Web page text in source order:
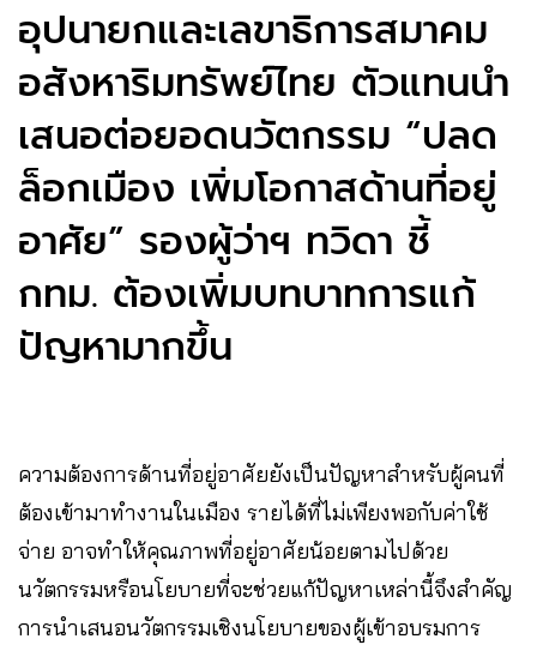
อุปนายกและเลขาธิการสมาคม
อสังหาริมทรัพย์ไทย ตัวแทนนำ
เสนอต่อยอดนวัตกรรม “ปลด
ล็อกเมือง เพิ่มโอกาสด้านที่อยู่
อาศัย” รองผู้ว่าฯ ทวิดา ชี้
กทม. ต้องเพิ่มบทบาทการแก้
ปัญหามากขึ้น
ความต้องการด้านที่อยู่อาศัยยังเป็นปัญหาสำหรับผู้คนที่
ต้องเข้ามาทำงานในเมือง รายได้ที่ไม่เพียงพอกับค่าใช้
จ่าย อาจทำให้คุณภาพที่อยู่อาศัยน้อยตามไปด้วย
นวัตกรรมหรือนโยบายที่จะช่วยแก้ปัญหาเหล่านี้จึงสำคัญ
การนำเสนอนวัตกรรมเชิงนโยบายของผู้เข้าอบรมการ